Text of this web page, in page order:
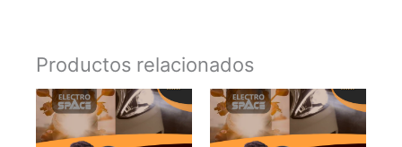
Productos relacionados